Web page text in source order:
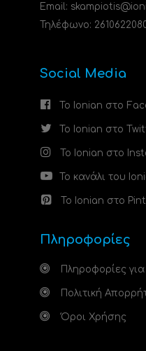
Email:
Τηλέφωνο:
Social Media
Το Ionian στο
Το Ionian στο
Το Ionian στο
Το κανάλι του
Το Ionian στο
Πληροφορίες
Πληροφορίες για
Πολιτική
Όροι Χρήσης